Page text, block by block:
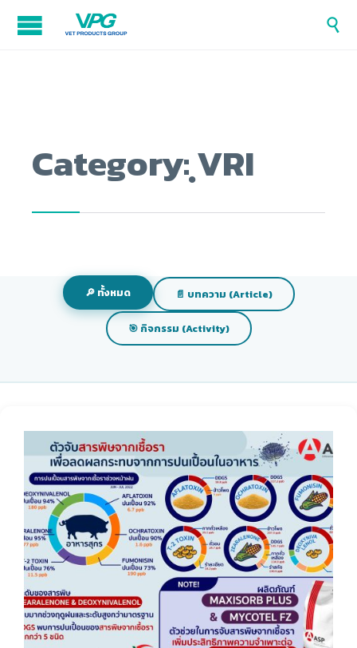

Category:ฺVRI
🔎 ทั้งหมด 📄 บทความ (Article)
🎯 กิจกรรม (Activity)